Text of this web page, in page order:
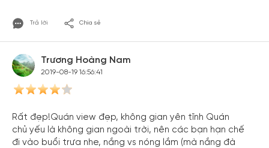
Trả lời Chia sẻ
Trương Hoàng Nam
2019-08-19 16:56:41
Rất đẹp!Quán view đẹp, không gian yên tĩnh Quán
chủ yếu là không gian ngoài trời, nên các bạn hạn chế
đi vào buổi trưa nhe, nắng vs nóng lắm (mà nắng đà